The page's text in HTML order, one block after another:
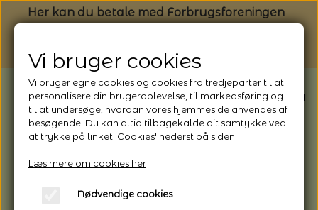
Her kan du betale med Forbrugsforeningen
BEMÆRK: Butikken har ferielukket* fra
1/8 - 9/8 - 2026
*Webshoppen er åben og sender hele
afhentning
Vi gør opmærksom på, at der kan være lidt
Vi bruger cookies
Vi bruger egne cookies og cookies fra tredjeparter til at
personalisere din brugeroplevelse, til markedsføring og
til at undersøge, hvordan vores hjemmeside anvendes af
besøgende. Du kan altid tilbagekalde dit samtykke ved
at trykke på linket 'Cookies' nederst på siden.
Læs mere om cookies her
Nødvendige cookies